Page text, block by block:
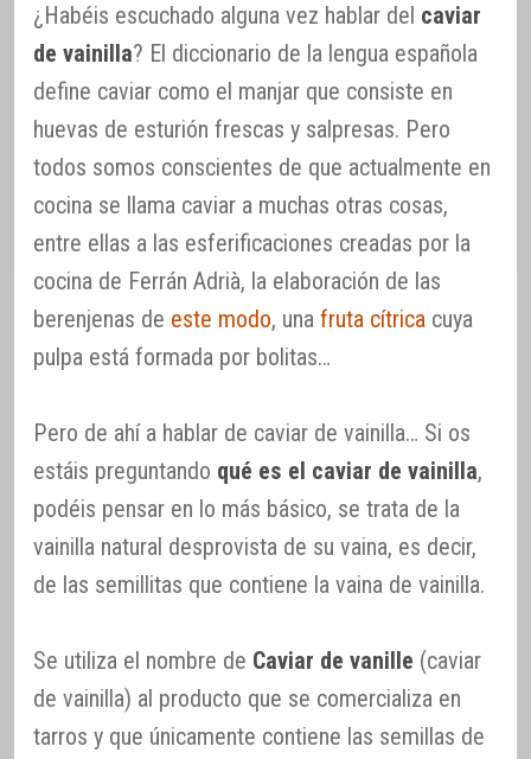
¿Habéis escuchado alguna vez hablar del caviar
de vainilla? El diccionario de la lengua española
define caviar como el manjar que consiste en
huevas de esturión frescas y salpresas. Pero
todos somos conscientes de que actualmente en
cocina se llama caviar a muchas otras cosas,
entre ellas a las esferificaciones creadas por la
cocina de Ferrán Adrià, la elaboración de las
berenjenas de este modo, una fruta cítrica cuya
pulpa está formada por bolitas…
Pero de ahí a hablar de caviar de vainilla… Si os
estáis preguntando qué es el caviar de vainilla,
podéis pensar en lo más básico, se trata de la
vainilla natural desprovista de su vaina, es decir,
de las semillitas que contiene la vaina de vainilla.
Se utiliza el nombre de Caviar de vanille (caviar
de vainilla) al producto que se comercializa en
tarros y que únicamente contiene las semillas de